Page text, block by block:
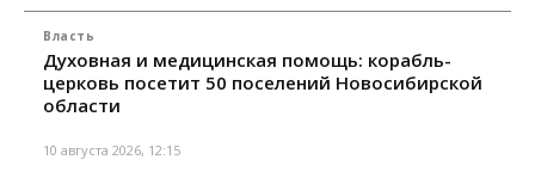
Власть
Духовная и медицинская помощь: корабль-
церковь посетит 50 поселений Новосибирской
области
10 августа 2026, 12:15